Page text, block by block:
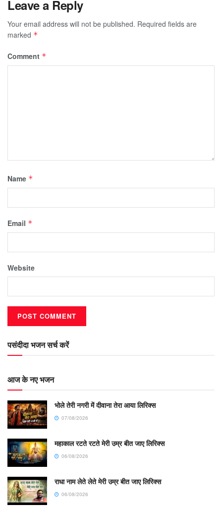
Leave a Reply
Your email address will not be published. Required fields are
marked *
Comment *
Name *
Email *
Website
पसंदीदा भजन सर्च करें
आज के नए भजन
भोले तेरी नगरी में दीवाना तेरा आया लिरिक्स
07/08/2026
महाकाल रटते रटते मेरी उम्र बीत जाए लिरिक्स
06/08/2026
राधा नाम लेते लेते मेरी उम्र बीत जाए लिरिक्स
06/08/2026